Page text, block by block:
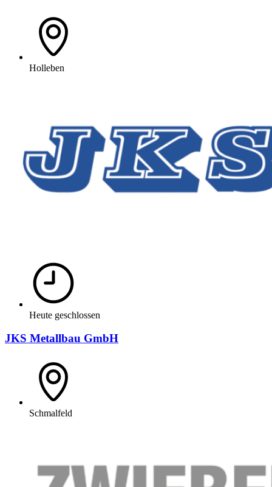
Holleben
Heute geschlossen
JKS Metallbau GmbH
Schmalfeld